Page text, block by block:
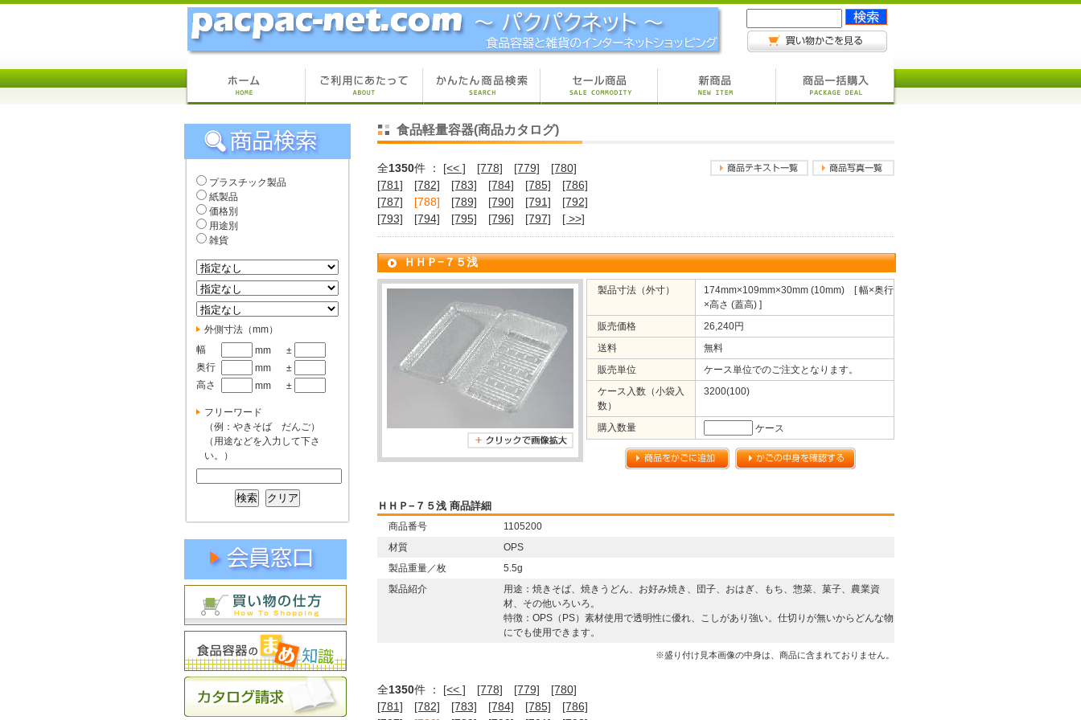
プラスチック製品
紙製品
価格別
用途別
雑貨
外側寸法（mm）
幅
mm
±
奥行
mm
±
高さ
mm ±
フリーワード
（例：やきそば だんご）
（用途などを入力して下さ
い。）
食品軽量容器(商品カタログ)
全1350件 ： [<< ] [778] [779]
[780]
[781]
[782] [783] [784] [785]
[786]
[787]
[788] [789] [790] [791]
[792]
[793]
[794] [795] [796] [797] [ >>]
ＨＨＰ−７５浅
製品寸法（外寸）
174mm×109mm×30mm (10mm) [ 幅×奥行
×高さ (蓋高) ]
販売価格
26,240円
送料
無料
販売単位
ケース単位でのご注文となります。
ケース入数（小袋入
数）
3200(100)
購入数量 ケース
ＨＨＰ−７５浅 商品詳細
商品番号
1105200
材質
OPS
製品重量／枚
5.5g
製品紹介
用途：焼きそば、焼きうどん、お好み焼き、団子、おはぎ、もち、惣菜、菓子、農業資
材、その他いろいろ。
特徴：OPS（PS）素材使用で透明性に優れ、こしがあり強い。仕切りが無いからどんな物
にでも使用できます。
※盛り付け見本画像の中身は、商品に含まれておりません。
全1350件 ： [<< ] [778] [779]
[780]
[781]
[782] [783] [784] [785]
[786]